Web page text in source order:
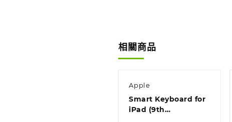
相關商品
Apple
Smart Keyboard for
iPad (9th